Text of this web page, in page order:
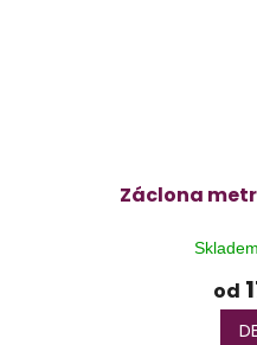
Záclona
Skladem
od